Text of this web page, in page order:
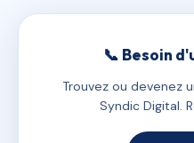
📞 Besoin
Trouvez ou devenez
Syndic Digital.